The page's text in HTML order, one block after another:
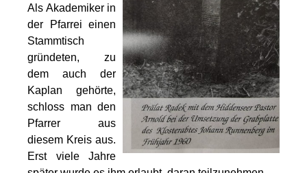
Als Akademiker in
der Pfarrei einen
Stammtisch
gründeten, zu
dem auch der
Kaplan gehörte,
schloss man den
Pfarrer aus
diesem Kreis aus.
Erst viele Jahre